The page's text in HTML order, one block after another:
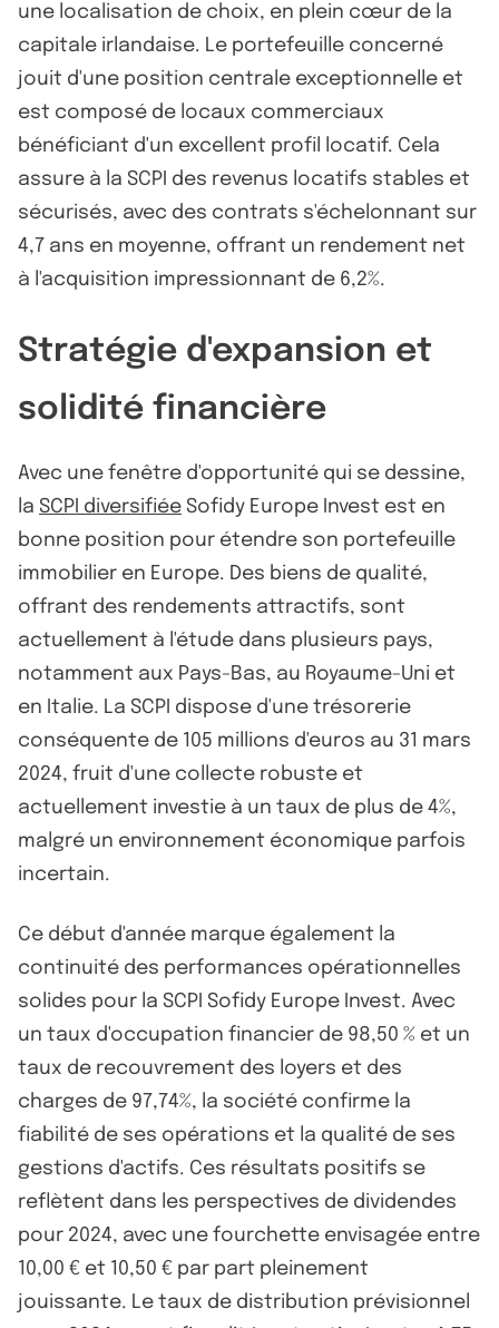
une localisation de choix, en plein cœur de la
capitale irlandaise. Le portefeuille concerné
jouit d'une position centrale exceptionnelle et
est composé de locaux commerciaux
bénéficiant d'un excellent profil locatif. Cela
assure à la SCPI des revenus locatifs stables et
sécurisés, avec des contrats s'échelonnant sur
4,7 ans en moyenne, offrant un rendement net
à l'acquisition impressionnant de 6,2%.
Stratégie d'expansion et
solidité financière
Avec une fenêtre d'opportunité qui se dessine,
la SCPI diversifiée Sofidy Europe Invest est en
bonne position pour étendre son portefeuille
immobilier en Europe. Des biens de qualité,
offrant des rendements attractifs, sont
actuellement à l'étude dans plusieurs pays,
notamment aux Pays-Bas, au Royaume-Uni et
en Italie. La SCPI dispose d'une trésorerie
conséquente de 105 millions d'euros au 31 mars
2024, fruit d'une collecte robuste et
actuellement investie à un taux de plus de 4%,
malgré un environnement économique parfois
incertain.
Ce début d'année marque également la
continuité des performances opérationnelles
solides pour la SCPI Sofidy Europe Invest. Avec
un taux d'occupation financier de 98,50 % et un
taux de recouvrement des loyers et des
charges de 97,74%, la société confirme la
fiabilité de ses opérations et la qualité de ses
gestions d'actifs. Ces résultats positifs se
reflètent dans les perspectives de dividendes
pour 2024, avec une fourchette envisagée entre
10,00 € et 10,50 € par part pleinement
jouissante. Le taux de distribution prévisionnel